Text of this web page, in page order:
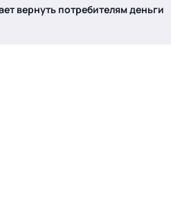
вернуть потребителям деньги